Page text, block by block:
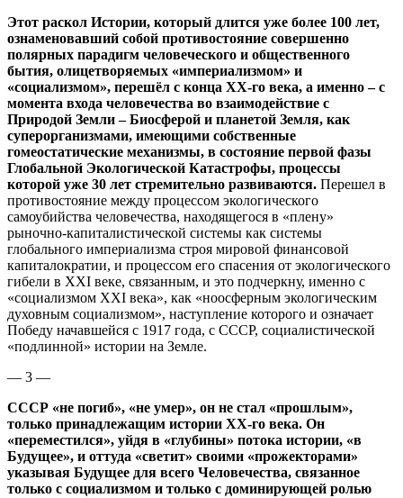
Этот раскол Истории, который длится уже более 100 лет,
ознаменовавший собой противостояние совершенно
полярных парадигм человеческого и общественного
бытия, олицетворяемых «империализмом» и
«социализмом», перешёл с конца ХХ-го века, а именно – с
момента входа человечества во взаимодействие с
Природой Земли – Биосферой и планетой Земля, как
суперорганизмами, имеющими собственные
гомеостатические механизмы, в состояние первой фазы
Глобальной Экологической Катастрофы, процессы
которой уже 30 лет стремительно развиваются. Перешел в
противостояние между процессом экологического
самоубийства человечества, находящегося в «плену»
рыночно-капиталистической системы как системы
глобального империализма строя мировой финансовой
капиталократии, и процессом его спасения от экологического
гибели в XXI веке, связанным, и это подчеркну, именно с
«социализмом XXI века», как «ноосферным экологическим
духовным социализмом», наступление которого и означает
Победу начавшейся с 1917 года, с СССР, социалистической
«подлинной» истории на Земле.
— 3 —
СССР «не погиб», «не умер», он не стал «прошлым»,
только принадлежащим истории ХХ-го века. Он
«переместился», уйдя в «глубины» потока истории, «в
Будущее», и оттуда «светит» своими «прожекторами»
указывая Будущее для всего Человечества, связанное
только с социализмом и только с доминирующей ролью